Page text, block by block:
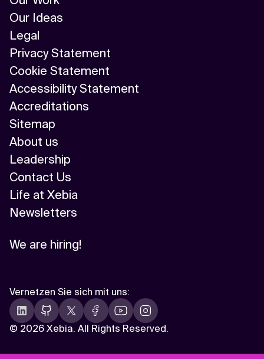
Our Ideas
Legal
Privacy Statement
Cookie Statement
Accessibility Statement
Accreditations
Sitemap
About us
Leadership
Contact Us
Life at Xebia
Newsletters
We are hiring!
© 2026 Xebia. All Rights Reserved.
Vernetzen Sie sich mit uns: